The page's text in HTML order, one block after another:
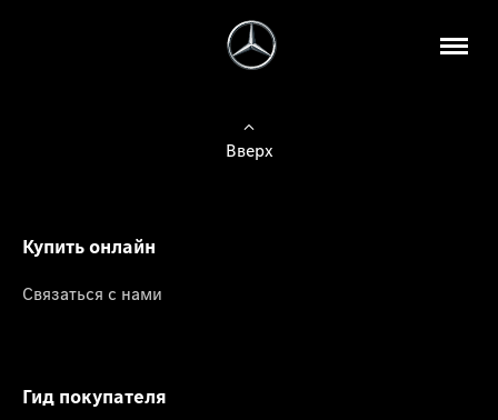
Вверх
Купить онлайн
Связаться с нами
Гид покупателя